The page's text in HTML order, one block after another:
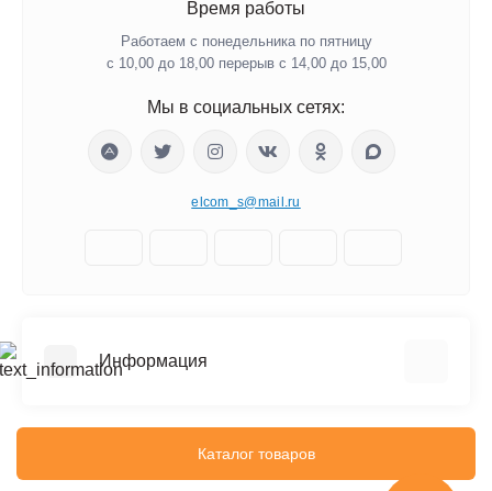
Время работы
Работаем с понедельника по пятницу
с 10,00 до 18,00 перерыв с 14,00 до 15,00
Мы в социальных сетях:
elcom_s@mail.ru
Информация
О компании
Каталог товаров